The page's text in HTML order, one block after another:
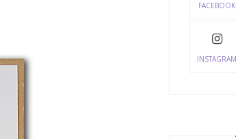
FACEBOOK
INSTAGRAM